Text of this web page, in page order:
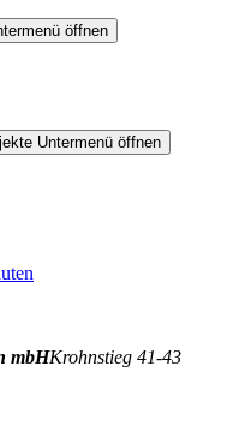
öffnen
Untermenü öffnen
mbHKrohnstieg 41-43